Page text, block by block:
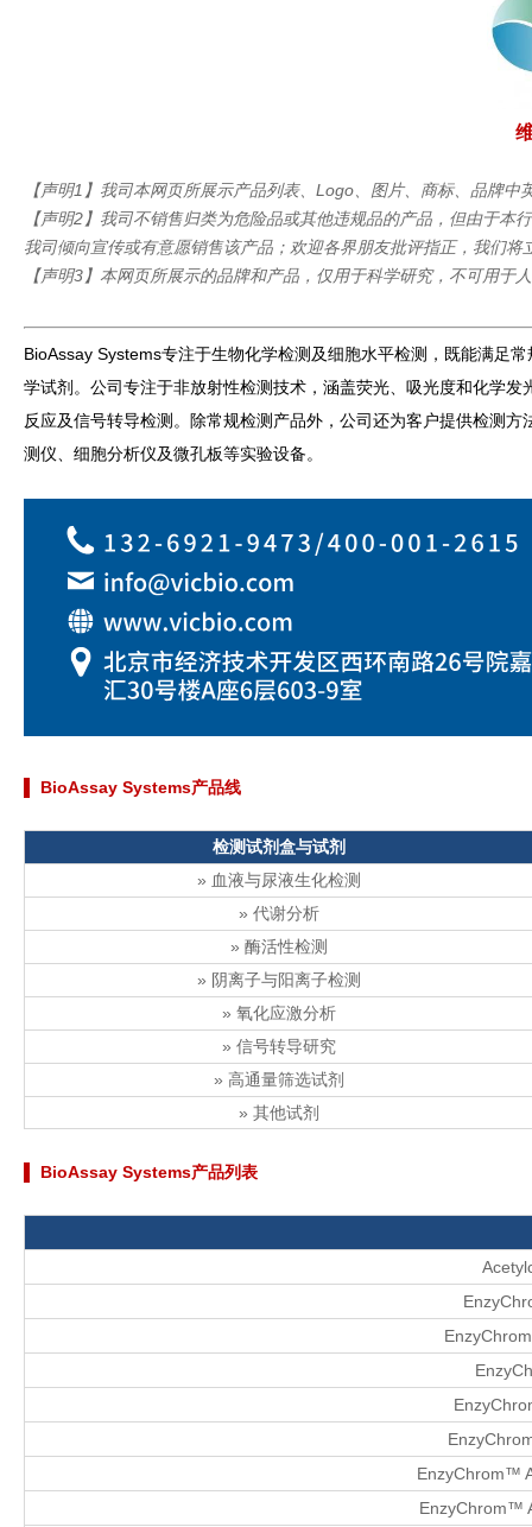
【声明1】我司本网页所展示产品列表、Logo、图片、商标、品牌
【声明2】我司不销售归类为危险品或其他违规品的产品，但由于
我司倾向宣传或有意愿销售该产品；欢迎各界朋友批评指正，我们将
【声明3】本网页所展示的品牌和产品，仅用于科学研究，不可用于
BioAssay Systems专注于生物化学检测及细胞水平检测，既能满足
学试剂。公司专注于非放射性检测技术，涵盖荧光、吸光度和化学
反应及信号转导检测。除常规检测产品外，公司还为客户提供检测
测仪、细胞分析仪及微孔板等实验设备。
▌ BioAssay Systems产品线
检测试剂盒与试剂
» 血液与尿液生化检测
» 代谢分析
» 酶活性检测
» 阴离子与阳离子检测
» 氧化应激分析
» 信号转导研究
» 高通量筛选试剂
» 其他试剂
▌ BioAssay Systems产品列表
EnzyChrom™
EnzyChrom™